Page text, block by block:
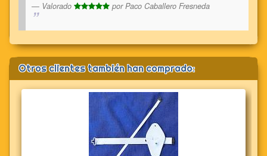
Valorado
porPaco Caballero Fresneda
Otros clientes también han comprado: